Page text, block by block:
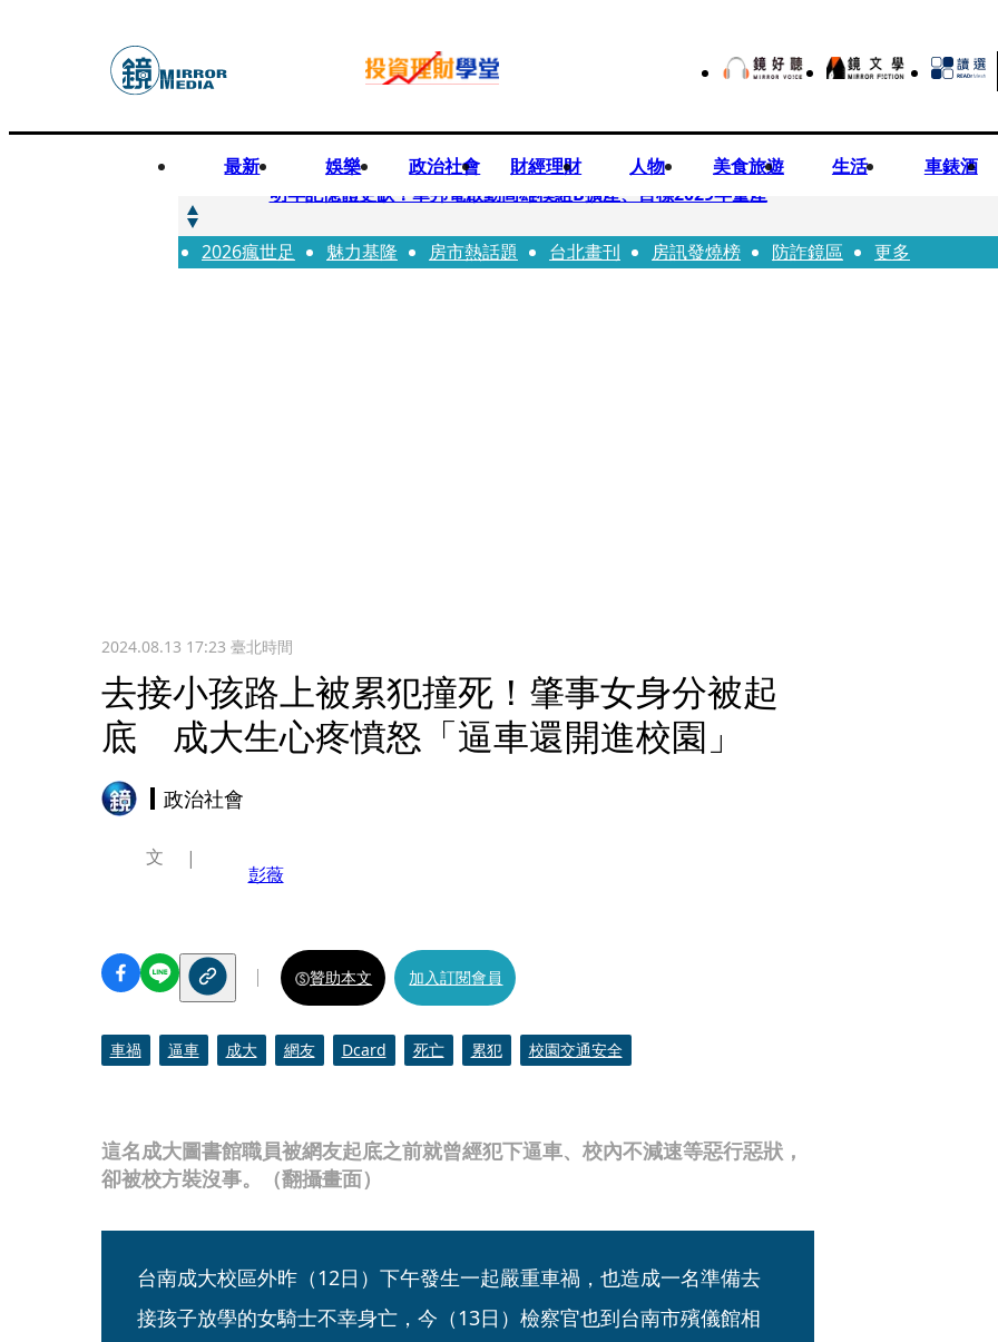
最新 娛樂 政治社會 財經理財 人物 美食旅遊 生活 車錶酒
快訊
明年記憶體更缺！華邦電啟動高雄模組B擴產、目標2029年量產
快訊
5566小刀爆離婚台玻千金！14年豪門婚碎原因曝 岳母徐莉玲風暴意外揭家族祕辛
2026瘋世足 魅力基隆 房市熱話題 台北畫刊 房訊發燒榜 防詐鏡區 更多
2024.08.13 17:23 臺北時間
去接小孩路上被累犯撞死！肇事女身分被起
底 成大生心疼憤怒「逼車還開進校園」
政治社會
這名成大圖書館職員被網友起底之前就曾經犯下逼車、校內不減速等惡行惡狀，
卻被校方裝沒事。（翻攝畫面）
文
彭薇
贊助本文 加入訂閱會員
車禍 逼車 成大 網友 Dcard 死亡 累犯 校園交通安全
台南成大校區外昨（12日）下午發生一起嚴重車禍，也造成一名準備去
接孩子放學的女騎士不幸身亡，今（13日）檢察官也到台南市殯儀館相